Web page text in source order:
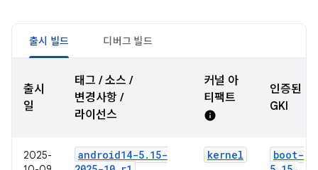
출시 빌드 디버그 빌드
출시
일
태그 / 소스 /
변경사항 /
라이선스
커널 아
티팩트
info
인증된
GKI
2025-
android14-5. 15-
kernel
boot-